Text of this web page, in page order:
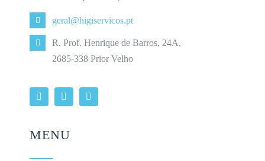
geral@higiservicos.pt
R. Prof. Henrique de Barros, 24A,
2685-338 Prior Velho
MENU